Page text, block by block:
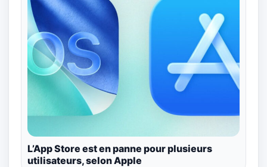
L’App Store est en panne pour plusieurs
utilisateurs, selon Apple